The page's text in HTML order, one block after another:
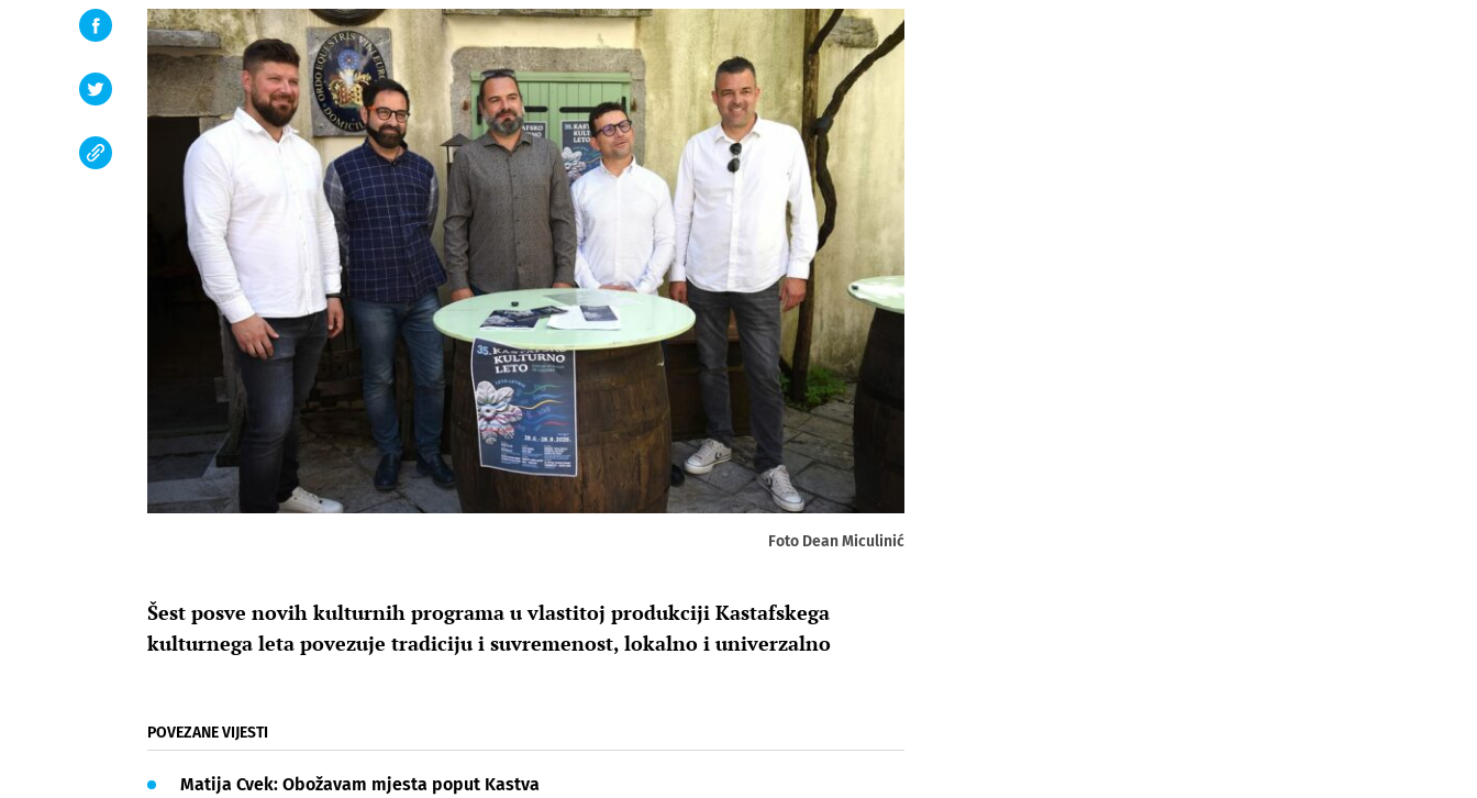
Foto Dean Miculinić
Šest posve novih kulturnih programa u vlastitoj produkciji Kastafskega
kulturnega leta povezuje tradiciju i suvremenost, lokalno i univerzalno
POVEZANE VIJESTI
Matija Cvek: Obožavam mjesta poput Kastva